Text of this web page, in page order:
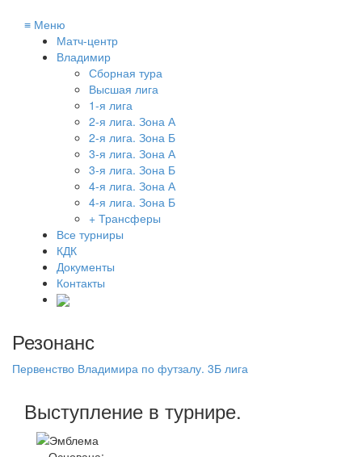
≡ Меню
Матч-центр
Владимир
Сборная тура
Высшая лига
1-я лига
2-я лига. Зона А
2-я лига. Зона Б
3-я лига. Зона А
3-я лига. Зона Б
4-я лига. Зона А
4-я лига. Зона Б
+ Трансферы
Все турниры
КДК
Документы
Контакты
Резонанс
Первенство Владимира по футзалу. 3Б лига
Выступление в турнире.